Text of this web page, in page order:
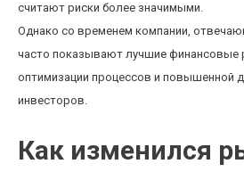
считают риски более значимыми.
Однако со временем компании,
часто показывают лучшие финансовые
оптимизации процессов и повышенной
инвесторов.
Как изменился